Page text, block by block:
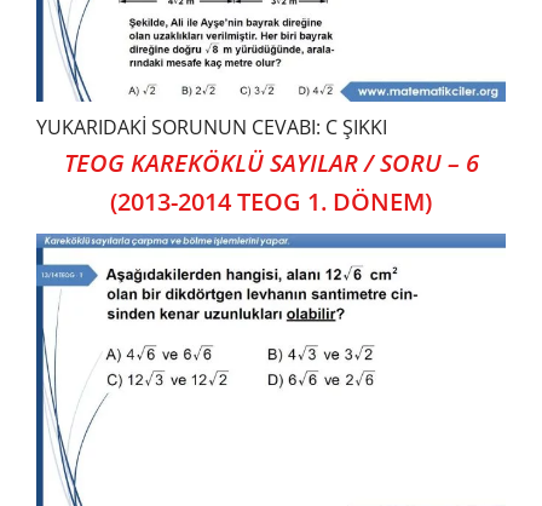
YUKARIDAKİ SORUNUN CEVABI: C ŞIKKI
TEOG KAREKÖKLÜ SAYILAR / SORU – 6
(2013-2014 TEOG 1. DÖNEM)